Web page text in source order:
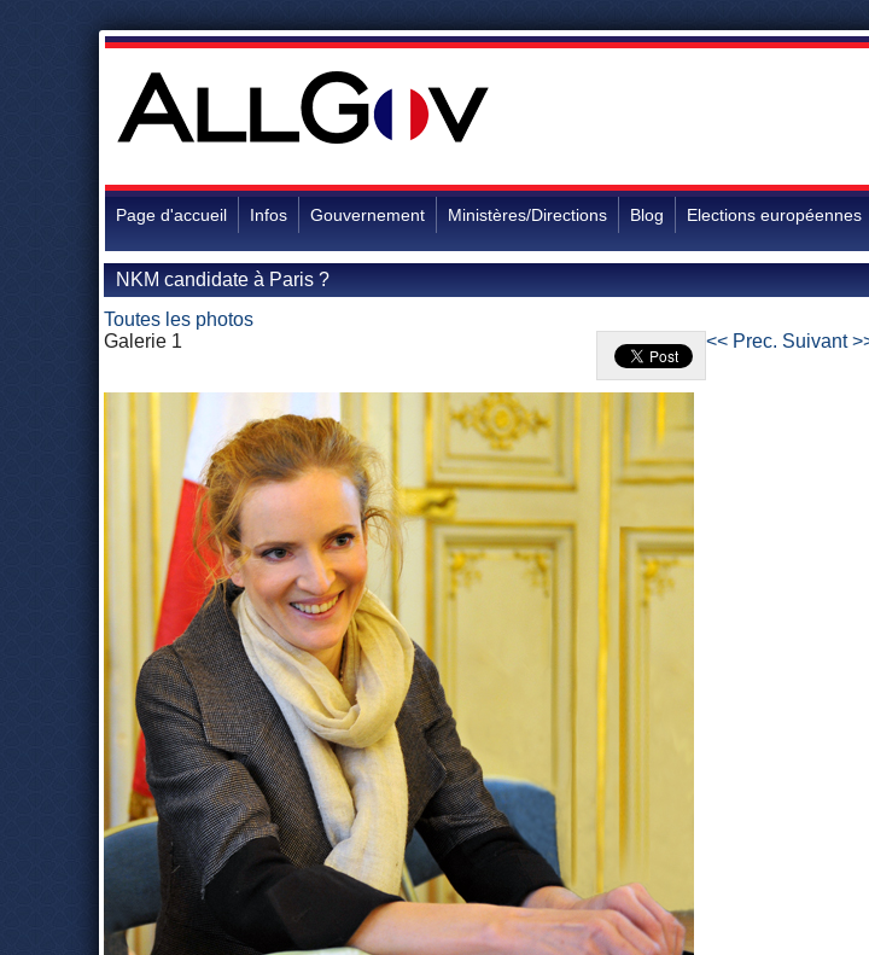
Page d'accueil Infos Gouvernement Ministères/Directions Blog Elections européennes
NKM candidate à Paris ?
Toutes les photos
Galerie 1
<< Prec. Suivant